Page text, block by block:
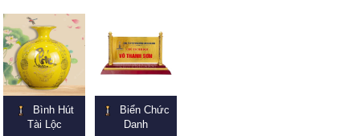
Bình Hút
Tài Lộc
Biển Chức
Danh